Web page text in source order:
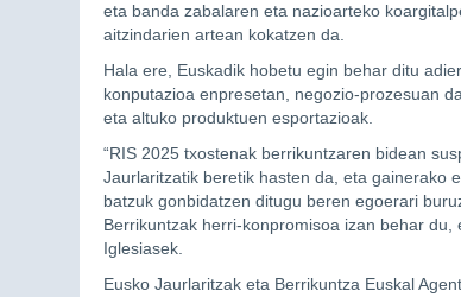
eta banda zabalaren eta nazioarteko
aitzindarien artean kokatzen da.
Hala ere, Euskadik hobetu egin behar ditu
konputazioa enpresetan, negozio-prozesuan
eta altuko produktuen esportazioak.
“RIS 2025 txostenak berrikuntzaren bidean
Jaurlaritzatik beretik hasten da, eta gainerako
batzuk gonbidatzen ditugu beren egoerari
Berrikuntzak herri-konpromisoa izan behar
Iglesiasek.
Eusko Jaurlaritzak eta Berrikuntza Euskal